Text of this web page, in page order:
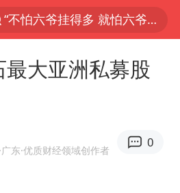
“不怕六爷挂得多 就怕六爷挂一颗”
直击东北超：哈尔滨vs通辽
白海豚将正面袭击贯穿浙江
大亚洲私募股
广东·优质财经领域创作者
0